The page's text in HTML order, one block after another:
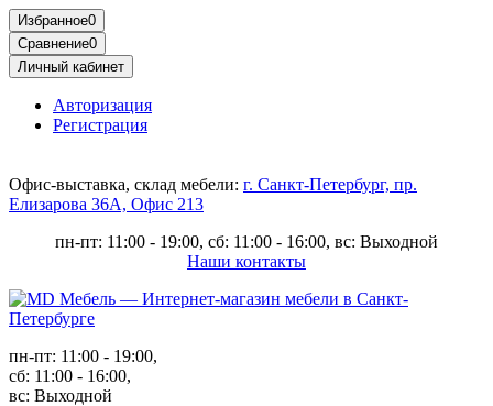
Избранное0
Сравнение0
Личный кабинет
Авторизация
Регистрация
Офис-выставка, склад мебели: г. Санкт-Петербург, пр.
Елизарова 36А, Офис 213
пн-пт: 11:00 - 19:00, сб: 11:00 - 16:00, вс: Выходной
Наши контакты
пн-пт: 11:00 - 19:00,
сб: 11:00 - 16:00,
вс: Выходной